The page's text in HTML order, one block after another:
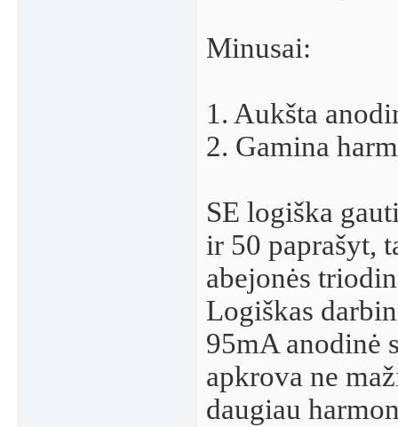
Minusai:
1. Aukšta
2. Gamina
SE logiška
ir 50 paprašyt,
abejonės
Logiškas
95mA anodinė
apkrova ne
daugiau